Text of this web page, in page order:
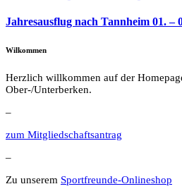
Jahresausflug nach Tannheim 01. –
Wilkommen
Herzlich willkommen auf der
Ober-/Unterberken.
–
zum Mitgliedschaftsantrag
–
Zu unserem Sportfreunde-Onlineshop